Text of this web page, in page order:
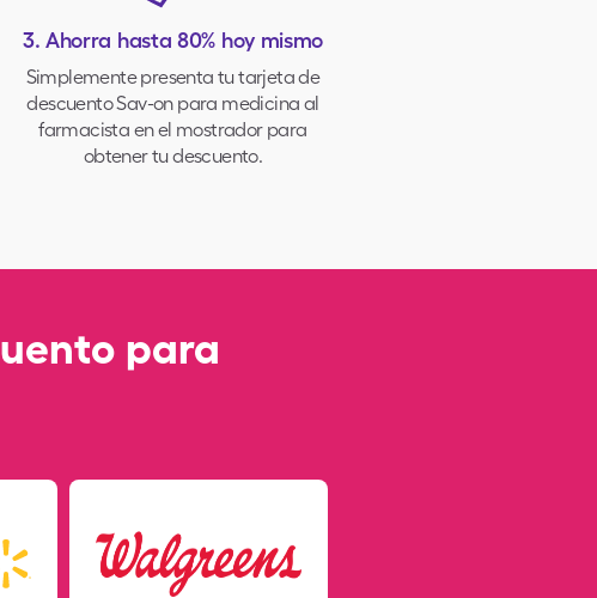
3. Ahorra hasta 80% hoy mismo
Simplemente presenta tu tarjeta de
descuento Sav-on para medicina al
farmacista en el mostrador para
obtener tu descuento.
para